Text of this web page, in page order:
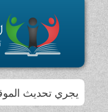
يجري تحديث